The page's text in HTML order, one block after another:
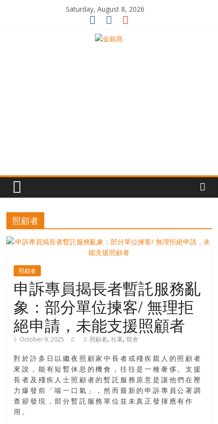
Saturday, August 8, 2026
命
的
寶
藏
金
銀
島
共
享
樂
共
創
人
生
下
照顧者
照顧者
申訴專員揭長者暫託服務亂
象：部分單位揀客/ 無理拒
絕申請，未能支援照顧者
October 9, 2025 照顧者,社署,院舍
對於許多日以繼夜照顧家中長者或殘疾親人的照顧者
來說，能有短暫休息的機會，往往是一種奢侈。支援
長者及殘疾人士照顧者的暫託服務原意是讓他們在壓
力爆發前「喘一口氣」，然而最新的申訴專員公署調
查卻發現，部分暫託服務單位並未真正發揮應有作
用。